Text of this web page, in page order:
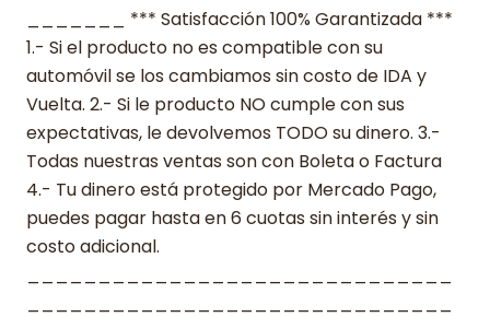
_______ *** Satisfacción 100% Garantizada ***
1.- Si el producto no es compatible con su
automóvil se los cambiamos sin costo de IDA y
Vuelta. 2.- Si le producto NO cumple con sus
expectativas, le devolvemos TODO su dinero. 3.-
Todas nuestras ventas son con Boleta o Factura
4.- Tu dinero está protegido por Mercado Pago,
puedes pagar hasta en 6 cuotas sin interés y sin
costo adicional.